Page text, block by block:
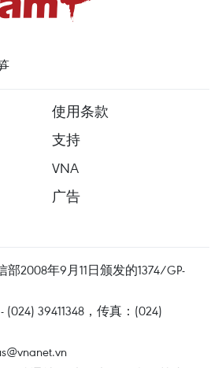
使用条款
支持
VNA
广告
2008年9月11日颁发的1374/GP-
(024) 39411348，传真：(024)